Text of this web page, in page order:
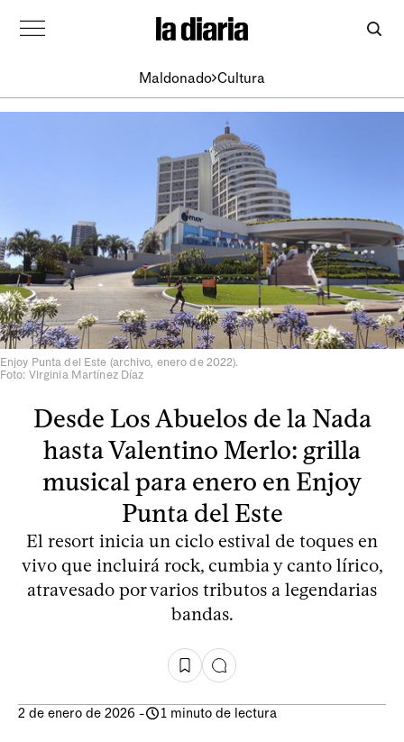
Maldonado Cultura
Enjoy Punta del Este (archivo, enero de 2022).
Foto: Virginia Martínez Díaz
Desde Los Abuelos de la Nada
hasta Valentino Merlo: grilla
musical para enero en Enjoy
Punta del Este
El resort inicia un ciclo estival de toques en
vivo que incluirá rock, cumbia y canto lírico,
atravesado por varios tributos a legendarias
bandas.
2 de enero de 2026 - 1 minuto de lectura